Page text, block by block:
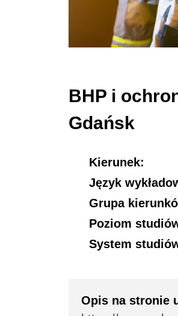
BHP i
Gdańsk
Kierunek:
Język
Grupa
Poziom
System
Opis na stronie